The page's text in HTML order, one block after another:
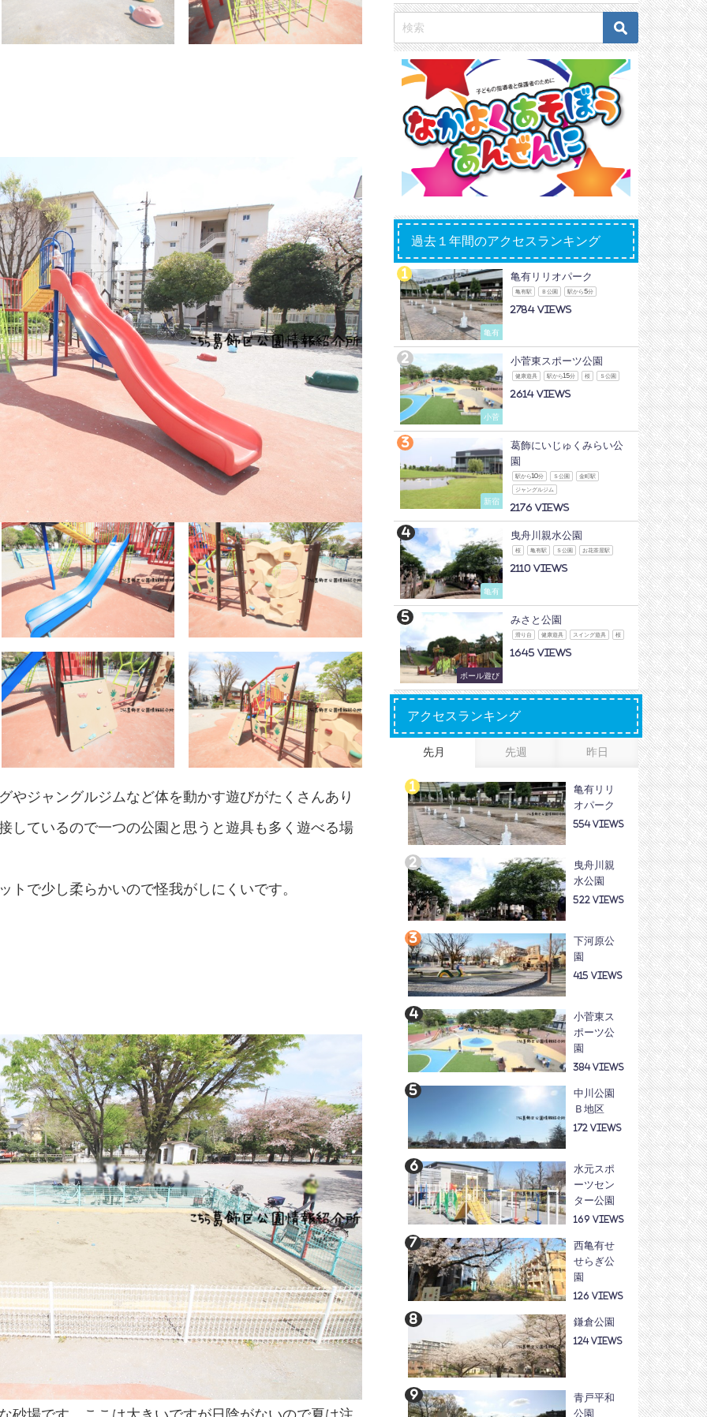
やジャングルジムなど体を動かす遊びがたくさんあり
しているので一つの公園と思うと遊具も多く遊べる場
トで少し柔らかいので怪我がしにくいです。
過去１年間のアクセスランキング
亀有
亀有リリオパーク
亀有駅 Ｂ公園 駅から5分
2784
小菅
小菅東スポーツ公園
健康遊具 駅から15分 桜 Ｓ公園
2614
新宿
葛飾にいじゅくみらい公
園
駅から10分 Ｓ公園 金町駅
ジャングルジム
2176
亀有
曳舟川親水公園
桜 亀有駅 Ｓ公園 お花茶屋駅
2110
ボール遊び
みさと公園
滑り台 健康遊具 スイング遊具 桜
1645
アクセスランキング
先月 先週 昨日
亀有リリ
オパーク
554
曳舟川親
水公園
522
下河原公
園
415
小菅東ス
ポーツ公
園
384
中川公園
Ｂ地区
172
水元スポ
ーツセン
ター公園
169
西亀有せ
せらぎ公
園
126
鎌倉公園
124
青戸平和
公園